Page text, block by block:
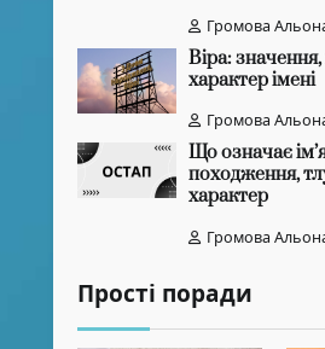
Громова
Віра:
характер імені
Громова
Що означає
походження,
характер
Громова
Прості поради